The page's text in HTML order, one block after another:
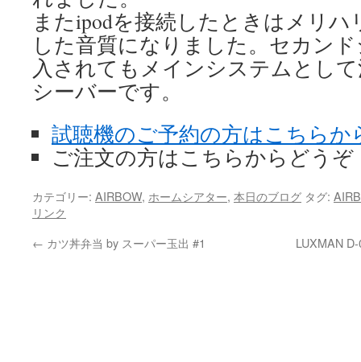
またipodを接続したときはメリ
した音質になりました。セカン
入されてもメインシステムとし
シーバーです。
試聴機のご予約の方はこちらか
ご注文の方はこちらからどうぞ
カテゴリー: AIRBOW, ホームシアター, 本日のブログ タグ:
リンク
← カツ丼弁当 by スーパー玉出 #1 LUXMAN